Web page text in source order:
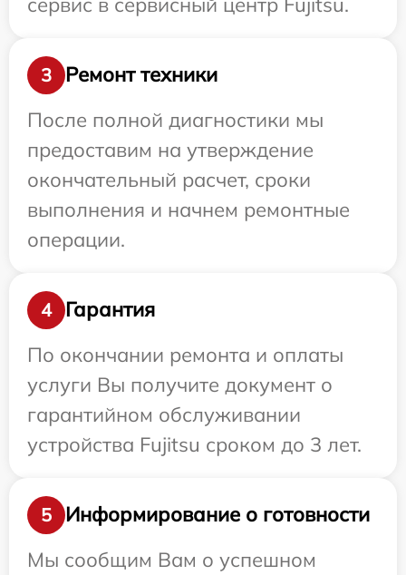
3
Ремонт техники
После полной диагностики мы
предоставим на утверждение
окончательный расчет, сроки
выполнения и начнем ремонтные
операции.
4
Гарантия
По окончании ремонта и оплаты
услуги Вы получите документ о
гарантийном обслуживании
устройства Fujitsu сроком до 3 лет.
5
Информирование о готовности
Мы сообщим Вам о успешном